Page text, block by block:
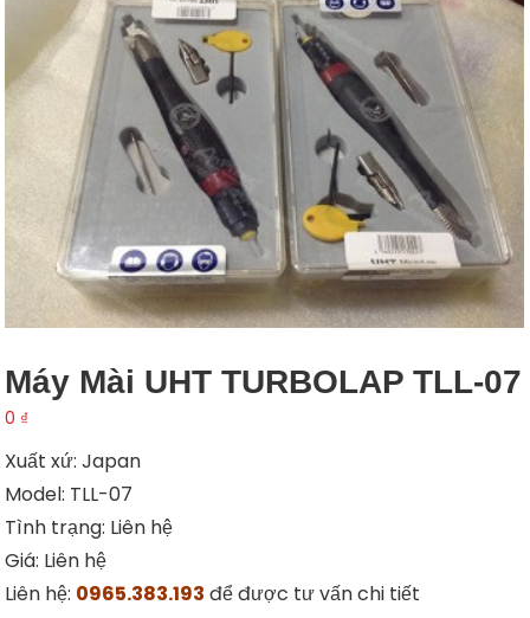
Máy Mài UHT TURBOLAP TLL-07
0 ₫
Xuất xứ: Japan
Model: TLL-07
Tình trạng: Liên hệ
Giá: Liên hệ
Liên hệ: 0965.383.193 để được tư vấn chi tiết